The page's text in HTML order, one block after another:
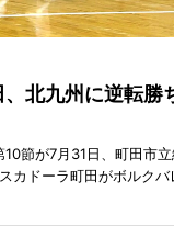
、北九州に逆転
10節が7月31日、町田市
カドーラ町田がボルク